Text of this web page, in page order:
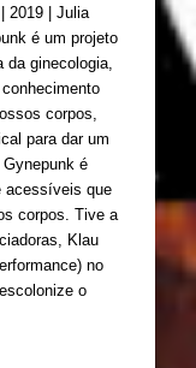
2019 | Julia
é um projeto
da ginecologia,
corpos,
para dar um
é
acessíveis que
corpos. Tive a
Klau
no
o